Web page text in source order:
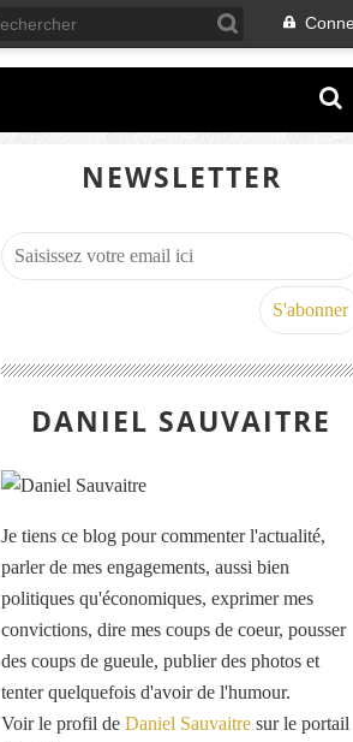
NEWSLETTER
DANIEL SAUVAITRE
Je tiens ce blog pour commenter l'actualité,
parler de mes engagements, aussi bien
politiques qu'économiques, exprimer mes
convictions, dire mes coups de coeur, pousser
des coups de gueule, publier des photos et
tenter quelquefois d'avoir de l'humour.
Voir le profil de Daniel Sauvaitre sur le portail